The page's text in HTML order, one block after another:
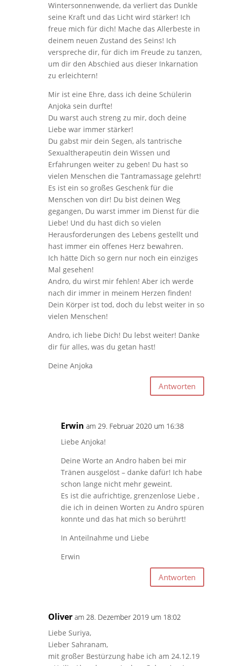
Wintersonnenwende, da verliert das Dunkle
seine Kraft und das Licht wird stärker! Ich
freue mich für dich! Mache das Allerbeste in
deinem neuen Zustand des Seins! Ich
verspreche dir, für dich im Freude zu tanzen,
um dir den Abschied aus dieser Inkarnation
zu erleichtern!
Mir ist eine Ehre, dass ich deine Schülerin
Anjoka sein durfte!
Du warst auch streng zu mir, doch deine
Liebe war immer stärker!
Du gabst mir dein Segen, als tantrische
Sexualtherapeutin dein Wissen und
Erfahrungen weiter zu geben! Du hast so
vielen Menschen die Tantramassage gelehrt!
Es ist ein so großes Geschenk für die
Menschen von dir! Du bist deinen Weg
gegangen, Du warst immer im Dienst für die
Liebe! Und du hast dich so vielen
Herausforderungen des Lebens gestellt und
hast immer ein offenes Herz bewahren.
Ich hätte Dich so gern nur noch ein einziges
Mal gesehen!
Andro, du wirst mir fehlen! Aber ich werde
nach dir immer in meinem Herzen finden!
Dein Körper ist tod, doch du lebst weiter in so
vielen Menschen!
Andro, ich liebe Dich! Du lebst weiter! Danke
dir für alles, was du getan hast!
Deine Anjoka
Antworten
Erwin am 29. Februar 2020 um 16:38
Liebe Anjoka!
Deine Worte an Andro haben bei mir
Tränen ausgelöst – danke dafür! Ich habe
schon lange nicht mehr geweint.
Es ist die aufrichtige, grenzenlose Liebe ,
die ich in deinen Worten zu Andro spüren
konnte und das hat mich so berührt!
In Anteilnahme und Liebe
Erwin
Antworten
Oliver am 28. Dezember 2019 um 18:02
Liebe Suriya,
Lieber Sahranam,
mit großer Bestürzung habe ich am 24.12.19